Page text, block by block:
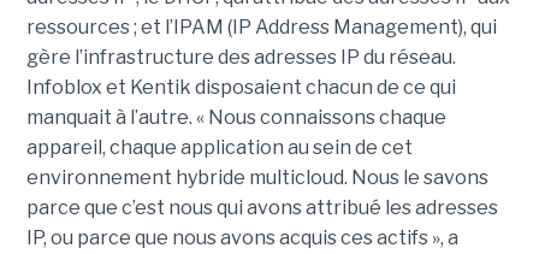
ressources ; et l’IPAM (IP Address Management), qui
gère l’infrastructure des adresses IP du réseau.
Infoblox et Kentik disposaient chacun de ce qui
manquait à l’autre. « Nous connaissons chaque
appareil, chaque application au sein de cet
environnement hybride multicloud. Nous le savons
parce que c’est nous qui avons attribué les adresses
IP, ou parce que nous avons acquis ces actifs », a